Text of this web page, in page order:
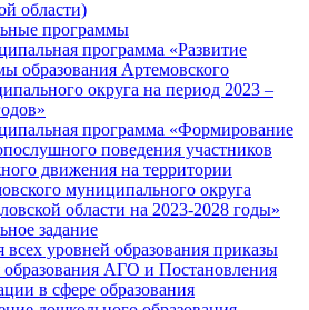
области)
программы
программа «Развитие
образования Артемовского
округа на период 2023 –
программа «Формирование
поведения участников
движения на территории
муниципального округа
области на 2023-2028 годы»
задание
уровней образования приказы
образования АГО и Постановления
в сфере образования